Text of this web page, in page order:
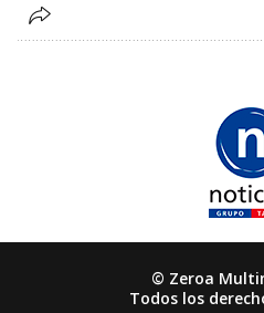
© Zeroa
Todos los